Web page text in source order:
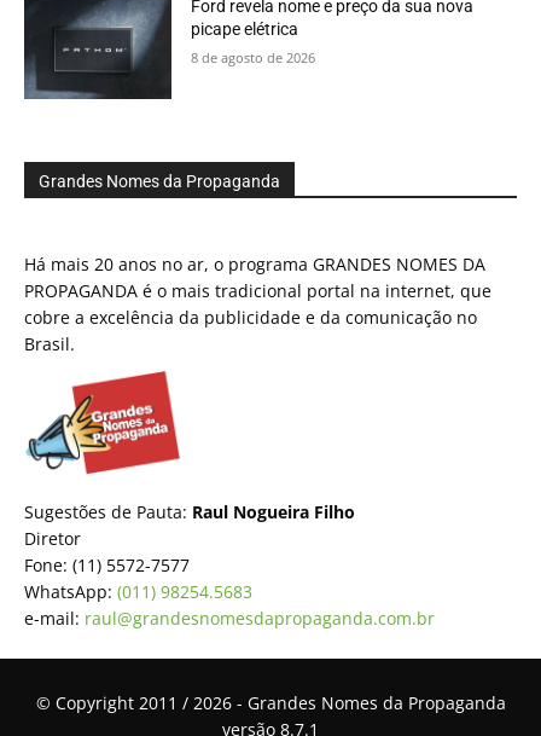
Ford revela nome e preço da sua nova
picape elétrica
8 de agosto de 2026
Grandes Nomes da Propaganda
Há mais 20 anos no ar, o programa GRANDES NOMES DA
PROPAGANDA é o mais tradicional portal na internet, que
cobre a excelência da publicidade e da comunicação no
Brasil.
Sugestões de Pauta: Raul Nogueira Filho
Diretor
Fone: (11) 5572-7577
WhatsApp: (011) 98254.5683
e-mail: raul@grandesnomesdapropaganda.com.br
© Copyright 2011 / 2026 - Grandes Nomes da Propaganda
versão 8.7.1